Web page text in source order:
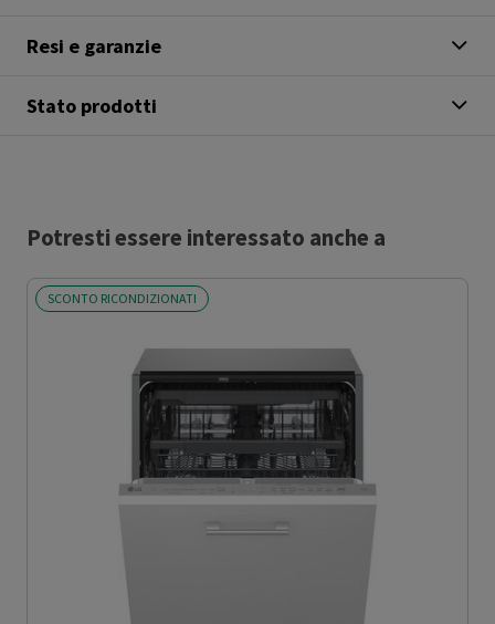
Resi e garanzie
Stato prodotti
Potresti essere interessato anche a
SCONTO RICONDIZIONATI